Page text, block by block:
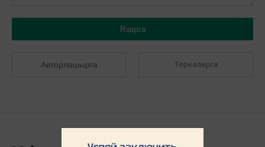
Язарга
Авторлашырга Теркәлергә